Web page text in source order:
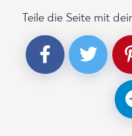
Teile die Seite mit